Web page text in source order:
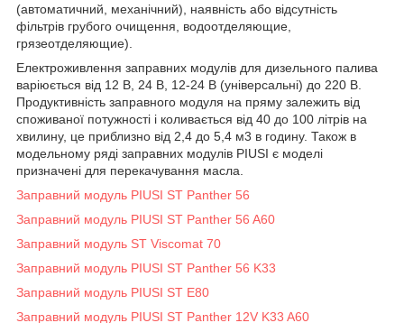
(автоматичний, механічний), наявність або відсутність
фільтрів грубого очищення, водоотделяющие,
грязеотделяющие).
Електроживлення заправних модулів для дизельного палива
варіюється від 12 В, 24 В, 12-24 В (універсальні) до 220 В.
Продуктивність заправного модуля на пряму залежить від
споживаної потужності і коливається від 40 до 100 літрів на
хвилину, це приблизно від 2,4 до 5,4 м3 в годину. Також в
модельному ряді заправних модулів PIUSI є моделі
призначені для перекачування масла.
Заправний модуль PIUSI ST Panther 56
Заправний модуль PIUSI ST Panther 56 A60
Заправний модуль ST Viscomat 70
Заправний модуль PIUSI ST Panther 56 K33
Заправний модуль PIUSI ST E80
Заправний модуль PIUSI ST Panther 12V K33 A60